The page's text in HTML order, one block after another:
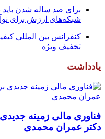
برای صد ساله شدن
شبکه‌های ارزش برای
تخفیف ویژه
یادداشت
فناوری مالی زمینه
دکتر عمران محمدی